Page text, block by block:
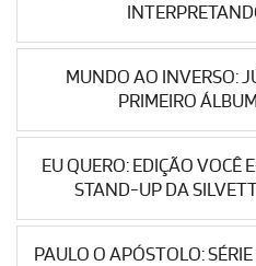
MUNDO AO INVERSO:
PRIMEIRO
EU QUERO: EDIÇÃO VOCÊ
STAND-UP DA
PAULO O APÓSTOLO: